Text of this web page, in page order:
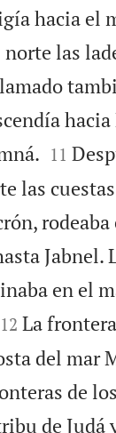
hacia el
las
hacia


11
las
Jabnel.
en el


12 La
del mar
de
de Judá